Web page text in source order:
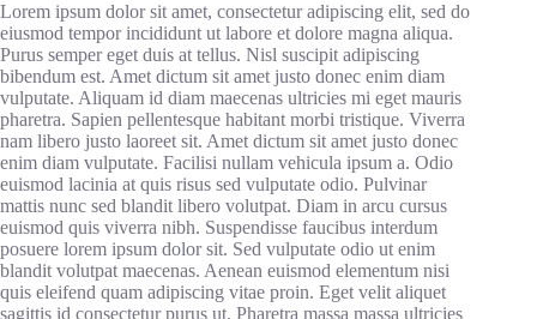
Lorem ipsum dolor sit amet, consectetur adipiscing elit, sed do
eiusmod tempor incididunt ut labore et dolore magna aliqua.
Purus semper eget duis at tellus. Nisl suscipit adipiscing
bibendum est. Amet dictum sit amet justo donec enim diam
vulputate. Aliquam id diam maecenas ultricies mi eget mauris
pharetra. Sapien pellentesque habitant morbi tristique. Viverra
nam libero justo laoreet sit. Amet dictum sit amet justo donec
enim diam vulputate. Facilisi nullam vehicula ipsum a. Odio
euismod lacinia at quis risus sed vulputate odio. Pulvinar
mattis nunc sed blandit libero volutpat. Diam in arcu cursus
euismod quis viverra nibh. Suspendisse faucibus interdum
posuere lorem ipsum dolor sit. Sed vulputate odio ut enim
blandit volutpat maecenas. Aenean euismod elementum nisi
quis eleifend quam adipiscing vitae proin. Eget velit aliquet
sagittis id consectetur purus ut. Pharetra massa massa ultricies